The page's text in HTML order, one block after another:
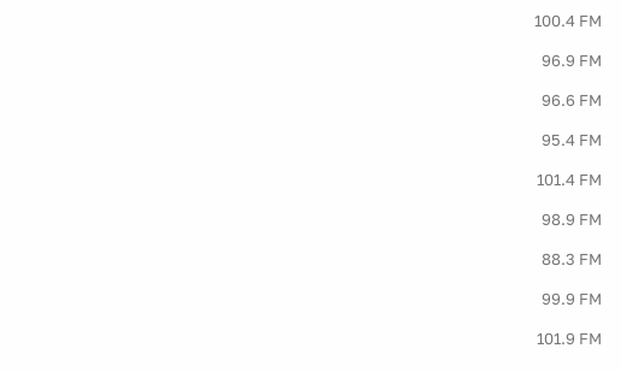
100.4 FM
96.9 FM
96.6 FM
95.4 FM
101.4 FM
98.9 FM
88.3 FM
99.9 FM
101.9 FM